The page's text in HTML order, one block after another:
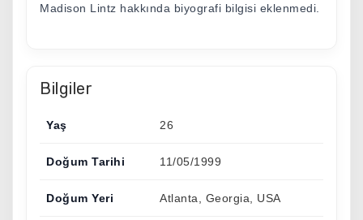
Madison Lintz hakkında biyografi bilgisi eklenmedi.
Bilgiler
Yaş 26
Doğum Tarihi 11/05/1999
Doğum Yeri Atlanta, Georgia, USA